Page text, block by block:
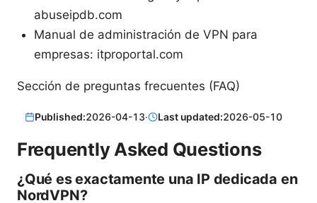
abuseipdb.com
Manual de administración de VPN para
empresas: itproportal.com
Sección de preguntas frecuentes (FAQ)
Published:2026-04-13· Last updated:2026-05-10
Frequently Asked Questions
¿Qué es exactamente una IP dedicada en
NordVPN?